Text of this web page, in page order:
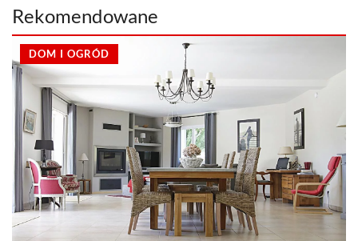
Rekomendowane
DOM I OGRÓD